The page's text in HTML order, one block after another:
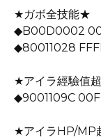
★ガボ全技能★
◆B00D0002
◆80011028
★アイラ經驗值
◆9001109C
★アイラHP/MP